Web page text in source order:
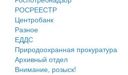
Городское поселение
Сельские поселения
РОСРЕЕСТР
Центробанк
Разное
ЕДДС
Природоохранная прокуратура
Архивный отдел
Внимание, розыск!